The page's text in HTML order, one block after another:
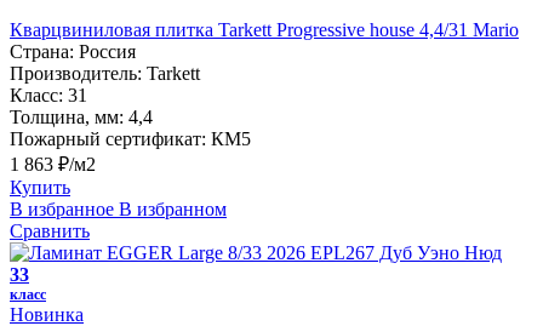
Кварцвиниловая плитка Tarkett Progressive house 4,4/31 Mario
Страна: Россия
Производитель: Tarkett
Класс: 31
Толщина, мм: 4,4
Пожарный сертификат: КМ5
1 863 ₽/м2
Купить
В избранное В избранном
Сравнить
33
класс
Новинка